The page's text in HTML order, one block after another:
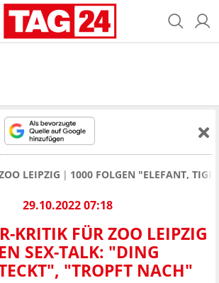
LEIPZIG 1000 FOLGEN "ELEFANT,
29.10.2022 07:18
KRITIK FÜR ZOO LEIPZIG
SEX-TALK: "DING
"TROPFT NACH"